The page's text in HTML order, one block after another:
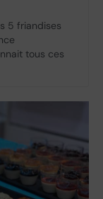
5 friandises
tous ces